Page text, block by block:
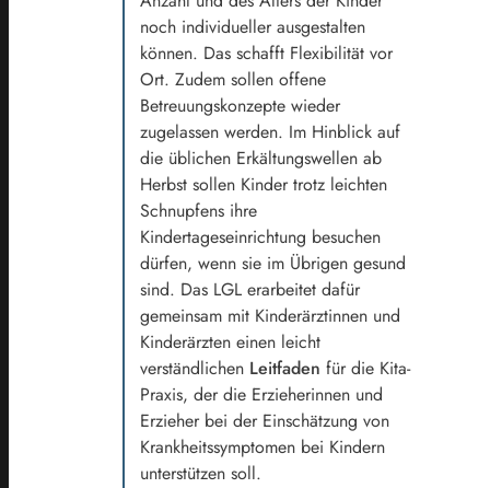
noch individueller ausgestalten
können. Das schafft Flexibilität vor
Ort. Zudem sollen offene
Betreuungskonzepte wieder
zugelassen werden. Im Hinblick auf
die üblichen Erkältungswellen ab
Herbst sollen Kinder trotz leichten
Schnupfens ihre
Kindertageseinrichtung besuchen
dürfen, wenn sie im Übrigen gesund
sind. Das LGL erarbeitet dafür
gemeinsam mit Kinderärztinnen und
Kinderärzten einen leicht
verständlichen Leitfaden für die Kita-
Praxis, der die Erzieherinnen und
Erzieher bei der Einschätzung von
Krankheitssymptomen bei Kindern
unterstützen soll.